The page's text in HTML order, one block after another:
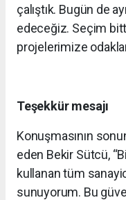
çalıştık. Bugün de
edeceğiz. Seçim
projelerimize
Teşekkür mesajı
Konuşmasının
eden Bekir Sütcü,
kullanan tüm
sunuyorum. Bu